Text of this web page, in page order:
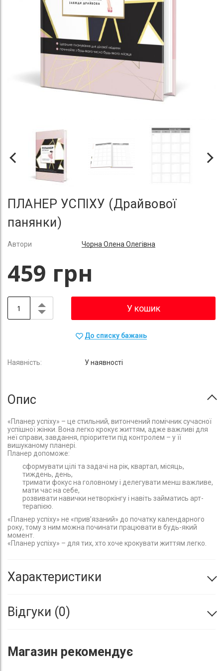
ПЛАНЕР УСПІХУ (Драйвової
панянки)
Автори Чорна Олена Олегівна
459 грн
У кошик
До списку бажань
У наявності
Опис
«Планер успіху» – це стильний, витончений помічник сучасної
успішної жінки. Вона легко крокує життям, адже важливі для
неї справи, завдання, пріоритети під контролем – у її
вишуканому планері.
Планер допоможе:
сформувати цілі та задачі на рік, квартал, місяць,
тиждень, день,
тримати фокус на головному і делегувати менш важливе,
мати час на себе,
розвивати навички нетворкінгу і навіть займатись арт-
терапією.
«Планер успіху» не «прив’язаний» до початку календарного
року, тому з ним можна починати працювати в будь-який
момент.
«Планер успіху» – для тих, хто хоче крокувати життям легко.
Характеристики
Відгуки 0
Магазин рекомендує